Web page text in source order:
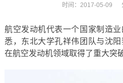
时间：2017-05-09
航空发动机代表一个国家制造
悉，东北大学孔祥伟团队与沈阳
在航空发动机领域取得了重大突破